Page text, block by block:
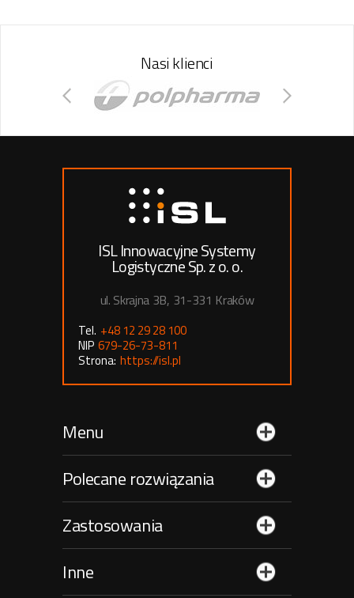
Nasi klienci
ISL Innowacyjne Systemy
Logistyczne Sp. z o. o.
ul. Skrajna 3B, 31-331 Kraków
Tel. +48 12 29 28 100
NIP 679-26-73-811
Strona: https://isl.pl
Menu
Polecane rozwiązania
Zastosowania
Inne